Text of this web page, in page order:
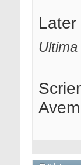
Later